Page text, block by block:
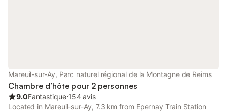
Mareuil-sur-Ay, Parc naturel régional de la Montagne de Reims
Chambre d’hôte pour 2 personnes
9.0Fantastique⋅154 avis
Located in Mareuil-sur-Ay, 7.3 km from Epernay Train Station